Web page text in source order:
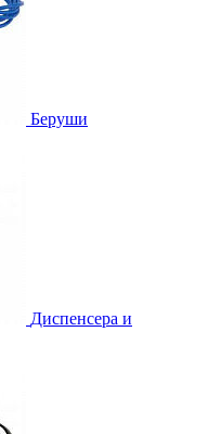
Беруши
Диспенсера и